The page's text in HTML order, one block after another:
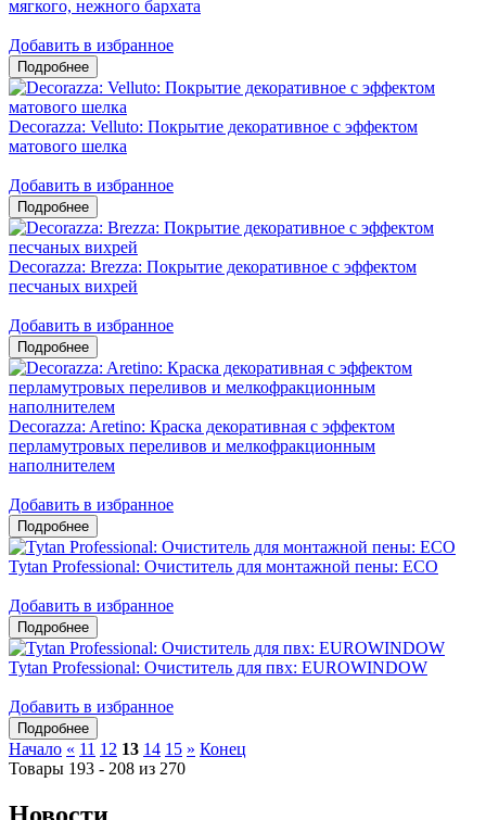
мягкого, нежного бархата
Добавить в избранное
Decorazza: Velluto: Покрытие декоративное с эффектом
матового шелка
Добавить в избранное
Decorazza: Brezza: Покрытие декоративное с эффектом
песчаных вихрей
Добавить в избранное
Decorazza: Aretino: Краска декоративная с эффектом
перламутровых переливов и мелкофракционным
наполнителем
Добавить в избранное
Tytan Professional: Очиститель для монтажной пены: ЕСО
Добавить в избранное
Tytan Professional: Очиститель для пвх: EUROWINDOW
Добавить в избранное
Начало « 11 12 13 14 15 » Конец
Товары 193 - 208 из 270
Новости